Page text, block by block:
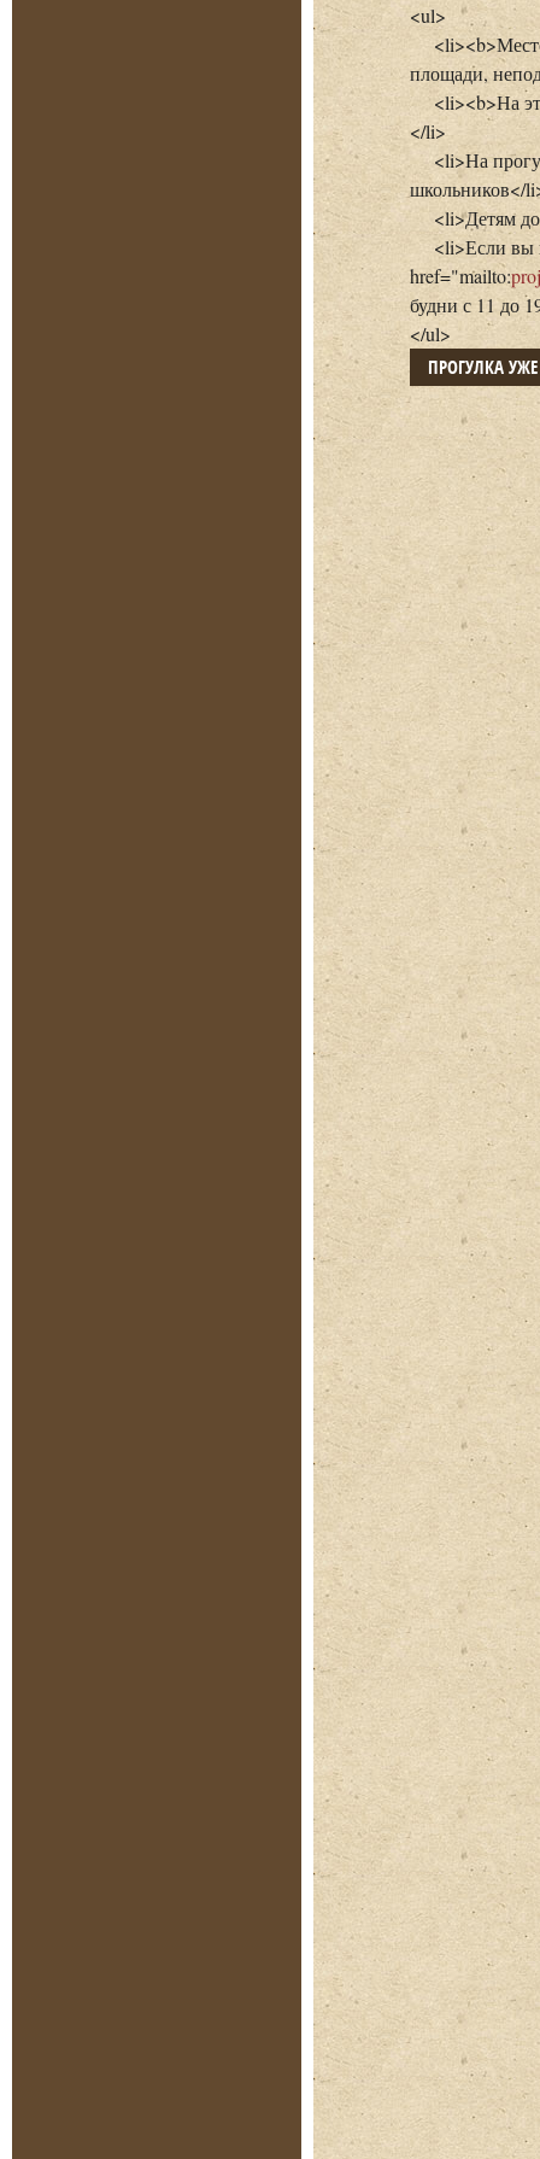
<ul>
площади,
<li><b>На эту
</li>
<li>На
школьников</
<li>Детям до
<li>Если вы
href="mailto:
будни с 11 до
</ul>
ПРОГУЛКА